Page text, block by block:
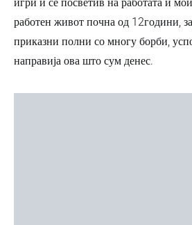
работен живот почна од 12години,
приказни полни со многу борби,
направија ова што сум денес.